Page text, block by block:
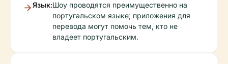
Язык:Шоу проводятся преимущественно на
португальском языке; приложения для
перевода могут помочь тем, кто не
владеет португальским.